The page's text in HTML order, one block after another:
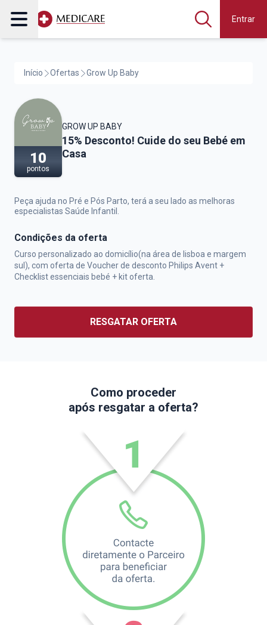
Entrar
Início Ofertas Grow Up Baby
10
pontos
GROW UP BABY
Grow Up Baby,
15% Desconto! Cuide do seu Bebé em
Casa
Peça ajuda no Pré e Pós Parto, terá a seu lado as melhoras
especialistas Saúde Infantil.
Condições da oferta
Curso personalizado ao domicílio(na área de lisboa e margem
sul), com oferta de Voucher de desconto Philips Avent +
Checklist essenciais bebé + kit oferta.
RESGATAR OFERTA
Como proceder
após resgatar a oferta?